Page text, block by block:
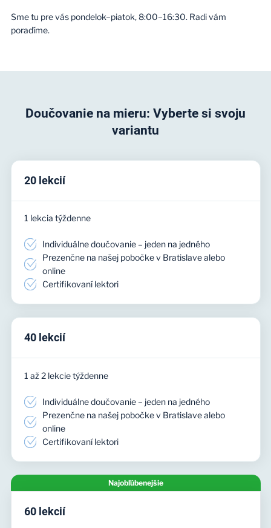
Sme tu pre vás pondelok–piatok, 8:00–16:30. Radi vám
poradíme.
Doučovanie na mieru: Vyberte si svoju
variantu
20 lekcií
1 lekcia týždenne
Individuálne doučovanie – jeden na jedného
Prezenčne na našej pobočke v Bratislave alebo
online
Certifikovaní lektori
40 lekcií
1 až 2 lekcie týždenne
Individuálne doučovanie – jeden na jedného
Prezenčne na našej pobočke v Bratislave alebo
online
Certifikovaní lektori
Najobľúbenejšie
60 lekcií